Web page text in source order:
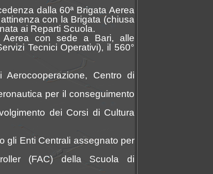
dalla 60ª Brigata Aerea
con la Brigata (chiusa
ai Reparti Scuola.
Aerea con sede a Bari, alle
Tecnici Operativi), il 560°
Centro di
per il conseguimento
dei Corsi di Cultura
gli Enti Centrali assegnato per
(FAC) della Scuola di